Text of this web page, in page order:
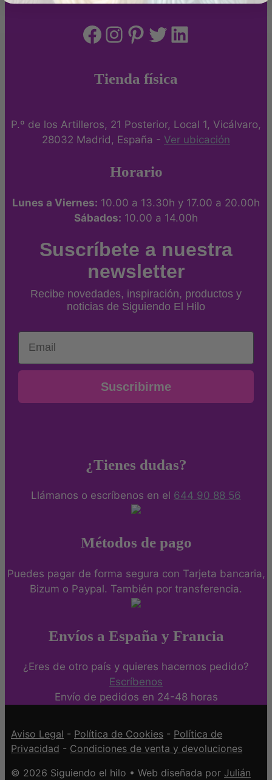
Facebook
Instagram
Pinterest
Twitter
LinkedIn
Tienda física
P.º de los Artilleros, 21 Posterior, Local 1, Vicálvaro,
28032 Madrid, España - Ver ubicación
Horario
Lunes a Viernes: 10.00 a 13.30h y 17.00 a 20.00h
Sábados: 10.00 a 14.00h
Suscríbete a nuestra
newsletter
Recibe novedades, inspiración, productos y
noticias de Siguiendo El Hilo
Email
Suscribirme
¿Tienes dudas?
Llámanos o escríbenos en el 644 90 88 56
Métodos de pago
Puedes pagar de forma segura con Tarjeta bancaria,
Bizum o Paypal. También por transferencia.
Envíos a España y Francia
¿Eres de otro país y quieres hacernos pedido?
Escríbenos
Envío de pedidos en 24-48 horas
Aviso Legal - Política de Cookies - Política de
Privacidad - Condiciones de venta y devoluciones
© 2026 Siguiendo el hilo • Web diseñada por Julián